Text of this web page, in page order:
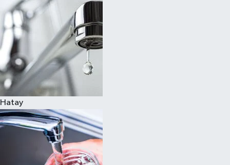
Hatay